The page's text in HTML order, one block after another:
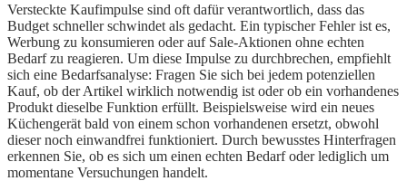
Versteckte Kaufimpulse sind oft dafür verantwortlich, dass das
Budget schneller schwindet als gedacht. Ein typischer Fehler ist es,
Werbung zu konsumieren oder auf Sale-Aktionen ohne echten
Bedarf zu reagieren. Um diese Impulse zu durchbrechen, empfiehlt
sich eine Bedarfsanalyse: Fragen Sie sich bei jedem potenziellen
Kauf, ob der Artikel wirklich notwendig ist oder ob ein vorhandenes
Produkt dieselbe Funktion erfüllt. Beispielsweise wird ein neues
Küchengerät bald von einem schon vorhandenen ersetzt, obwohl
dieser noch einwandfrei funktioniert. Durch bewusstes Hinterfragen
erkennen Sie, ob es sich um einen echten Bedarf oder lediglich um
momentane Versuchungen handelt.